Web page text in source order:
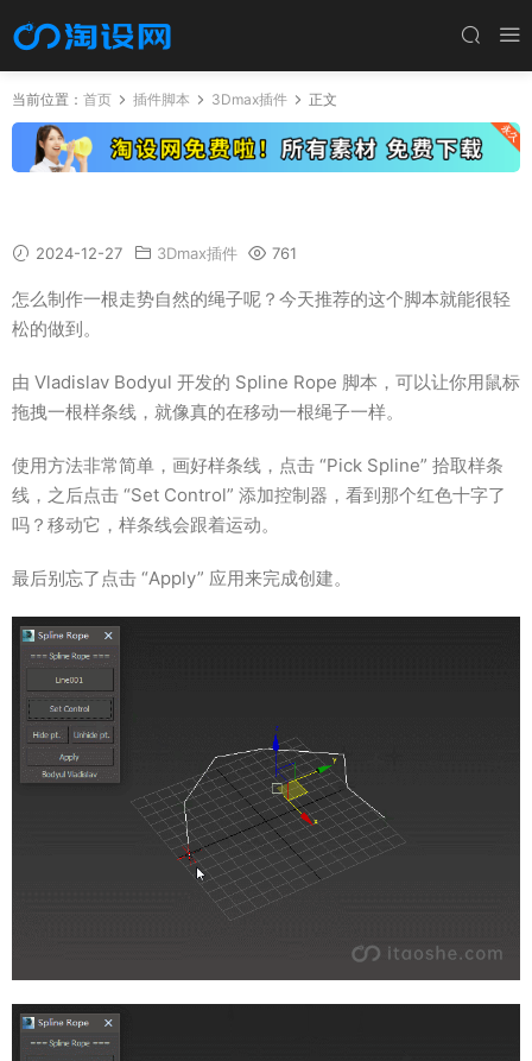
当前位置： 首页 插件脚本 3Dmax插件 正文
2024-12-27 3Dmax插件 761
怎么制作一根走势自然的绳子呢？今天推荐的这个脚本就能很轻
松的做到。
由 Vladislav Bodyul 开发的 Spline Rope 脚本，可以让你用鼠标
拖拽一根样条线，就像真的在移动一根绳子一样。
使用方法非常简单，画好样条线，点击 “Pick Spline” 拾取样条
线，之后点击 “Set Control” 添加控制器，看到那个红色十字了
吗？移动它，样条线会跟着运动。
最后别忘了点击 “Apply” 应用来完成创建。